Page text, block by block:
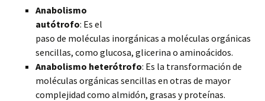
Anabolismo
autótrofo: Es el
paso de moléculas inorgánicas a moléculas orgánicas
sencillas, como glucosa, glicerina o aminoácidos.
Anabolismo heterótrofo: Es la transformación de
moléculas orgánicas sencillas en otras de mayor
complejidad como almidón, grasas y proteínas.